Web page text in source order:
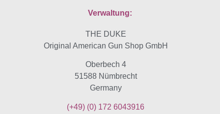
Verwaltung:
THE DUKE
Original American Gun Shop GmbH
Oberbech 4
51588 Nümbrecht
Germany
(+49) (0) 172 6043916